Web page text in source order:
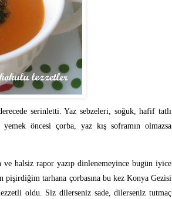
serinletti. Yaz sebzeleri, soğuk, hafif tatlı
öncesi çorba, yaz kış soframın olmazsa
halsiz rapor yazıp dinlenemeyince bugün iyice
tarhana çorbasına bu kez Konya Gezisi
oldu. Siz dilerseniz sade, dilerseniz tutmaç